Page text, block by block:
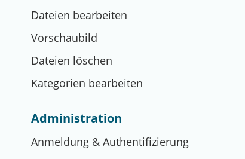
Dateien bearbeiten
Vorschaubild
Dateien löschen
Kategorien bearbeiten
Administration
Anmeldung & Authentifizierung